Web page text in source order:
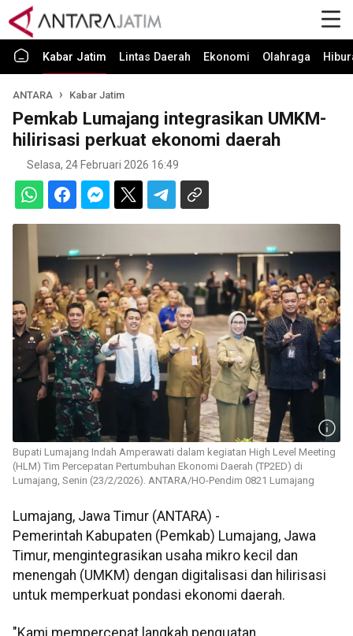
Kabar Jatim Lintas Daerah Ekonomi Olahraga
ANTARA Kabar Jatim
Pemkab Lumajang integrasikan UMKM-
hilirisasi perkuat ekonomi daerah
Selasa, 24 Februari 2026 16:49
Bupati Lumajang Indah Amperawati dalam kegiatan High Level Meeting
(HLM) Tim Percepatan Pertumbuhan Ekonomi Daerah (TP2ED) di
Lumajang, Senin (23/2/2026). ANTARA/HO-Pendim 0821 Lumajang
Lumajang, Jawa Timur (ANTARA) -
Pemerintah Kabupaten (Pemkab) Lumajang, Jawa
Timur, mengintegrasikan usaha mikro kecil dan
menengah (UMKM) dengan digitalisasi dan hilirisasi
untuk memperkuat pondasi ekonomi daerah.
"Kami mempercepat langkah penguatan